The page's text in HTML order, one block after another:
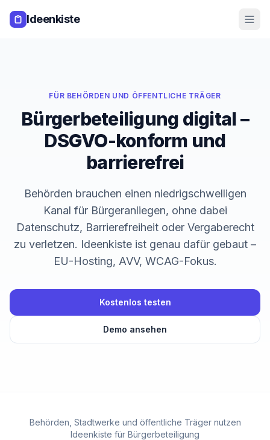
Ideenkiste
FÜR BEHÖRDEN UND ÖFFENTLICHE TRÄGER
Bürgerbeteiligung digital –
DSGVO-konform und
barrierefrei
Behörden brauchen einen niedrigschwelligen
Kanal für Bürgeranliegen, ohne dabei
Datenschutz, Barrierefreiheit oder Vergaberecht
zu verletzen. Ideenkiste ist genau dafür gebaut –
EU-Hosting, AVV, WCAG-Fokus.
Kostenlos testen
Demo ansehen
Behörden, Stadtwerke und öffentliche Träger nutzen
Ideenkiste für Bürgerbeteiligung